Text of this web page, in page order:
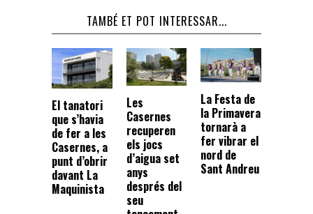
TAMBÉ ET POT INTERESSAR...
El tanatori
que s’havia
de fer a les
Casernes, a
punt d’obrir
davant La
Maquinista
Les
Casernes
recuperen
els jocs
d’aigua set
anys
després del
seu
La Festa de
la Primavera
tornarà a
fer vibrar el
nord de
Sant Andreu